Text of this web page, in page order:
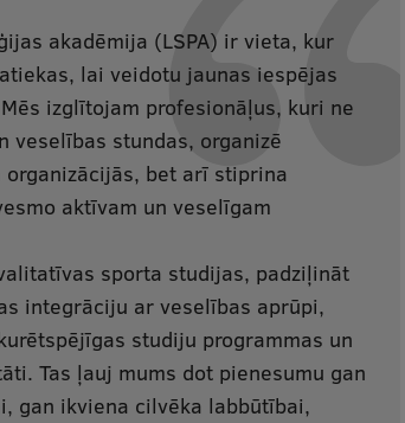
akadēmija (LSPA) ir vieta, kur
lai veidotu jaunas iespējas
izglītojam profesionāļus, kuri ne
veselības stundas, organizē
bet arī stiprina
aktīvam un veselīgam
sporta studijas, padziļināt
integrāciju ar veselības aprūpi,
studiju programmas un
Tas ļauj mums dot pienesumu gan
gan ikviena cilvēka labbūtībai,